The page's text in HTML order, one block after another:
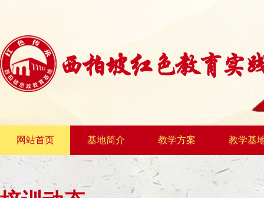
网站首页 基地简介 教学方案 教学基